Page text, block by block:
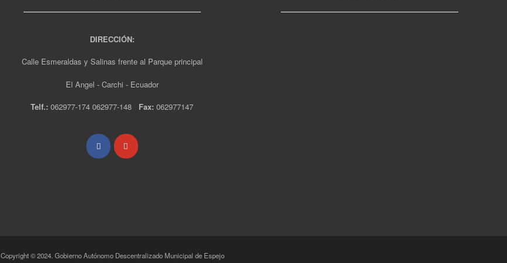
DIRECCIÓN:
Calle Esmeraldas y Salinas frente al Parque principal
El Angel - Carchi - Ecuador
Telf.:062977-174 062977-148 Fax:062977147
Copyright © 2024. Gobierno Autónomo Descentralizado Municipal de Espejo